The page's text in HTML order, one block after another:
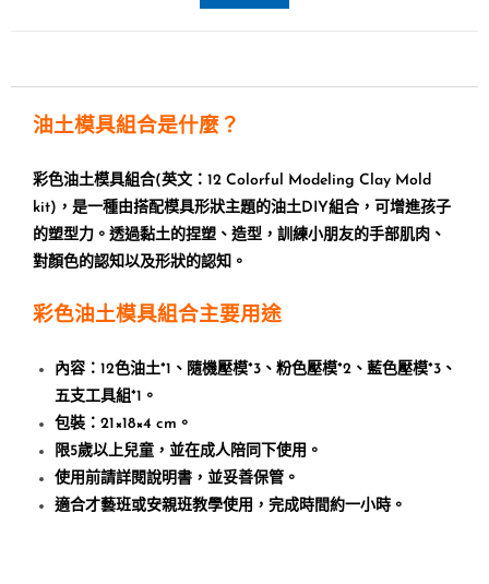
油土模具組合是什麼？
彩色油土模具組合(英文：12 Colorful Modeling Clay Mold
kit) ，是一種由搭配模具形狀主題的油土DIY組合，可增進孩子
的塑型力。透過黏土的捏塑、造型，訓練小朋友的手部肌肉、
對顏色的認知以及形狀的認知。
彩色油土模具組合主要用途
內容：12色油土*1 、隨機壓模*3 、粉色壓模*2 、藍色壓模*3 、
五支工具組*1 。
包裝：21×18×4 cm 。
限5歲以上兒童，並在成人陪同下使用。
使用前請詳閱說明書，並妥善保管。
適合才藝班或安親班教學使用，完成時間約一小時。